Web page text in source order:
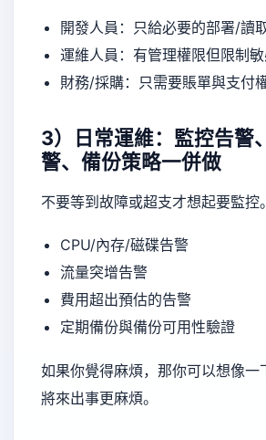
開發人員：只給必要的部署/讀
運維人員：有管理權限但限制
財務/採購：只需要賬單與支付
3）日常運維：監控告警
警、備份策略一併做
不要等到故障或超支才想起要監控
CPU/內存/磁碟告警
流量突增告警
費用超出預估的告警
定期備份與備份可用性驗證
如果你覺得麻煩，那你可以想像一
將來出事更麻煩。